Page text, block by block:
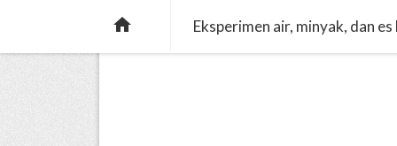
 Eksperimen air, minyak, dan es